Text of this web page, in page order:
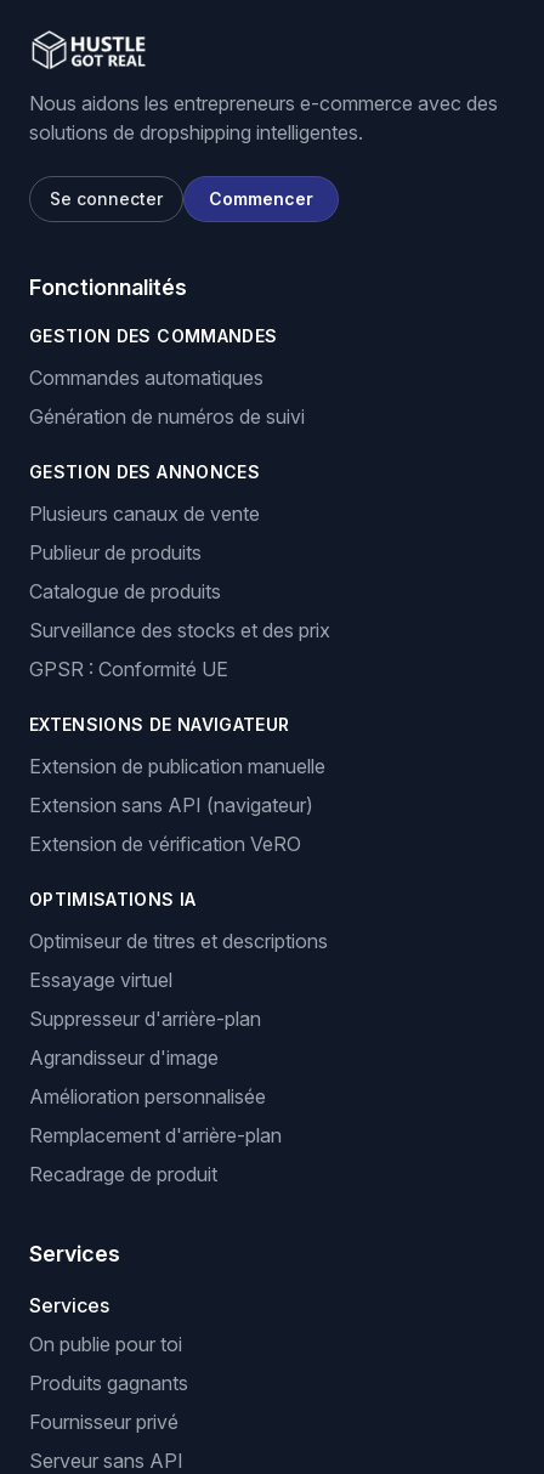
Nous aidons les entrepreneurs e-commerce avec des
solutions de dropshipping intelligentes.
Se connecter Commencer
Fonctionnalités
GESTION DES COMMANDES
Commandes automatiques
Génération de numéros de suivi
GESTION DES ANNONCES
Plusieurs canaux de vente
Publieur de produits
Catalogue de produits
Surveillance des stocks et des prix
GPSR : Conformité UE
EXTENSIONS DE NAVIGATEUR
Extension de publication manuelle
Extension sans API (navigateur)
Extension de vérification VeRO
OPTIMISATIONS IA
Optimiseur de titres et descriptions
Essayage virtuel
Suppresseur d'arrière-plan
Agrandisseur d'image
Amélioration personnalisée
Remplacement d'arrière-plan
Recadrage de produit
Services
Services
On publie pour toi
Produits gagnants
Fournisseur privé
Serveur sans API